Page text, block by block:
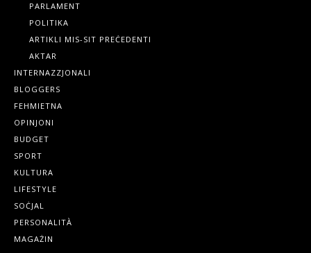
PARLAMENT
POLITIKA
ARTIKLI MIS-SIT PREĊEDENTI
AKTAR
INTERNAZZJONALI
BLOGGERS
FEHMIETNA
OPINJONI
BUDGET
SPORT
KULTURA
LIFESTYLE
SOĊJAL
PERSONALITÀ
MAGAŻIN